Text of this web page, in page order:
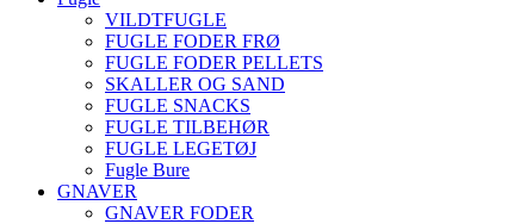
VILDTFUGLE
FUGLE FODER FRØ
FUGLE FODER PELLETS
SKALLER OG SAND
FUGLE SNACKS
FUGLE TILBEHØR
FUGLE LEGETØJ
Fugle Bure
GNAVER
GNAVER FODER